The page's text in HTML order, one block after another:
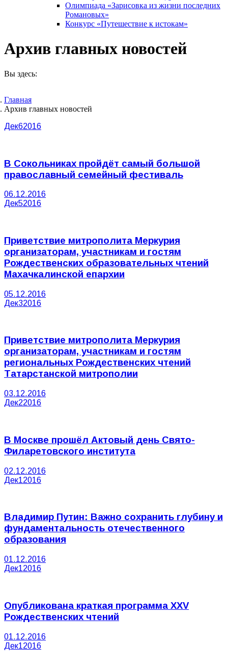
Олимпиада «Зарисовка из жизни последних
Романовых»
Конкурс «Путешествие к истокам»
Архив главных новостей
Вы здесь:
Главная
Архив главных новостей
Дек62016
В Сокольниках пройдёт самый большой
православный семейный фестиваль
06.12.2016
Дек52016
Приветствие митрополита Меркурия
организаторам, участникам и гостям
Рождественских образовательных чтений
Махачкалинской епархии
05.12.2016
Дек32016
Приветствие митрополита Меркурия
организаторам, участникам и гостям
региональных Рождественских чтений
Татарстанской митрополии
03.12.2016
Дек22016
В Москве прошёл Актовый день Свято-
Филаретовского института
02.12.2016
Дек12016
Владимир Путин: Важно сохранить глубину и
фундаментальность отечественного
образования
01.12.2016
Дек12016
Опубликована краткая программа XXV
Рождественских чтений
01.12.2016
Дек12016